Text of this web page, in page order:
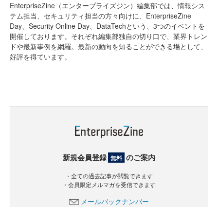
EnterpriseZine（エンタープライズジン）編集部では、情報シス
テム担当、セキュリティ担当の方々向けに、EnterpriseZine
Day、Security Online Day、DataTechという、3つのイベントを
開催しております。それぞれ編集部独自の切り口で、業界トレン
ドや最新事例を網羅。最新の動向を知ることができる場として、
好評を得ています。
新規会員登録 無料 のご案内
・全ての過去記事が閲覧できます
・会員限定メルマガを受信できます
メールバックナンバー